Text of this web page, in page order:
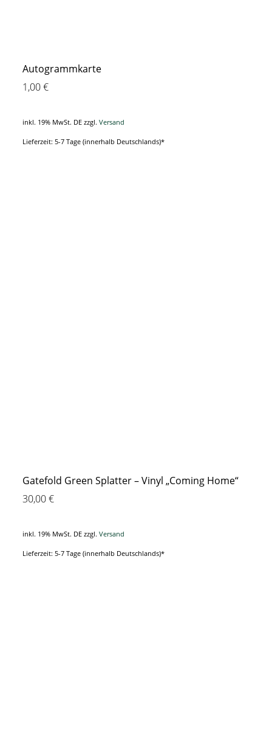
Autogrammkarte
1,00€
inkl. 19% MwSt. DE zzgl. Versand
Lieferzeit: 5-7 Tage (innerhalb Deutschlands)*
Gatefold Green Splatter – Vinyl „Coming Home“
30,00€
inkl. 19% MwSt. DE zzgl. Versand
Lieferzeit: 5-7 Tage (innerhalb Deutschlands)*